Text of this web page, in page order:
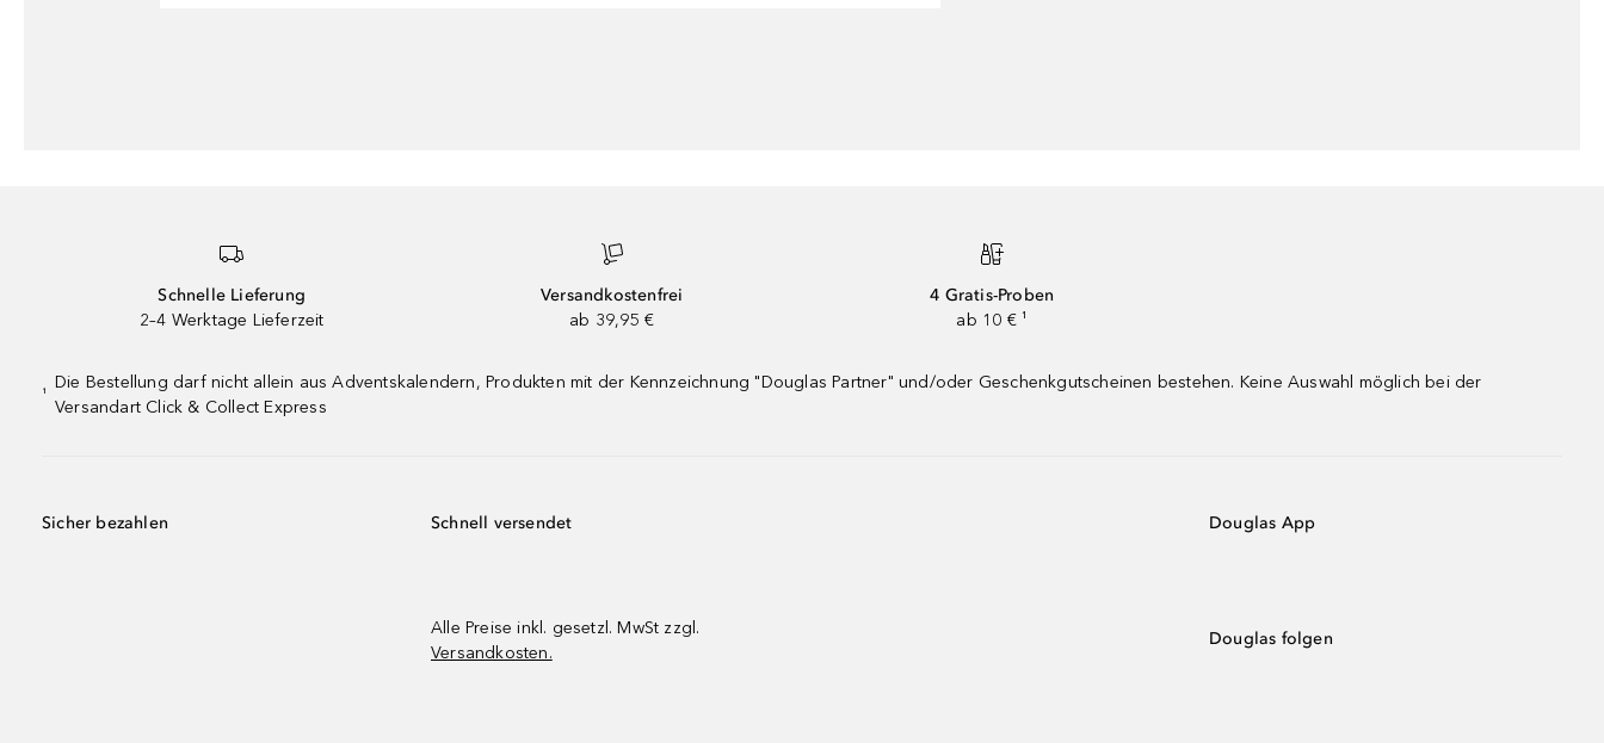
Schnelle Lieferung
2–4 Werktage Lieferzeit
Versandkostenfrei
ab 39,95 €
4 Gratis-Proben
ab 10 € ¹
¹
Die Bestellung darf nicht allein aus Adventskalendern, Produkten mit der Kennzeichnung "Douglas Partner" und/oder Geschenkgutscheinen bestehen. Keine Auswahl möglich bei der
Versandart Click & Collect Express
Sicher bezahlen Schnell versendet
Alle Preise inkl. gesetzl. MwSt zzgl.
Versandkosten.
Douglas App
Douglas folgen